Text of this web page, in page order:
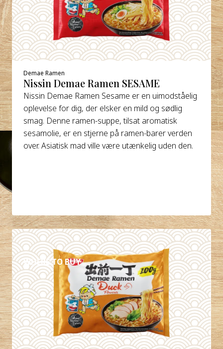
Demae Ramen
Nissin Demae Ramen SESAME
Nissin Demae Ramen Sesame er en uimodståelig
oplevelse for dig, der elsker en mild og sødlig
smag. Denne ramen-suppe, tilsat aromatisk
sesamolie, er en stjerne på ramen-barer verden
over. Asiatisk mad ville være utænkelig uden den.
WHERE TO BUY
DETALJER